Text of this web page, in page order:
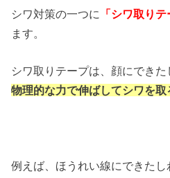
シワ対策の一つに 「シワ取りテ
ます。
シワ取りテープは、顔にできた
物理的な力で伸ばしてシワを取
例えば、ほうれい線にできた